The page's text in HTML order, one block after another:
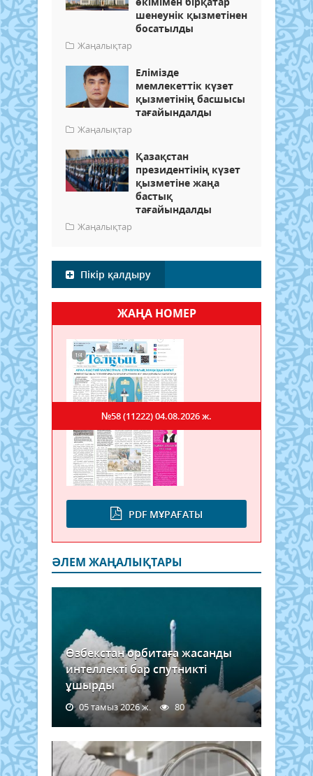
шенеунік қызметінен
босатылды
Жаңалықтар
Елімізде
мемлекеттік күзет
қызметінің басшысы
тағайындалды
Жаңалықтар
Қазақстан
президентінің күзет
қызметіне жаңа
бастық
тағайындалды
Жаңалықтар
Пікір қалдыру
ЖАҢА НОМЕР
PDF МҰРАҒАТЫ
№58 (11222)04.08.2026 ж.
ӘЛЕМ ЖАҢАЛЫҚТАРЫ
Өзбекстан орбитаға жасанды
интеллекті бар спутникті
ұшырды
05 тамыз 2026 ж. 80